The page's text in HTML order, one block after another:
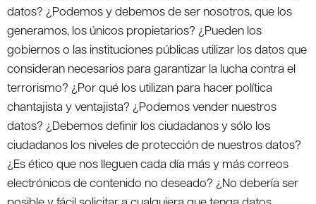
datos? ¿Podemos y debemos de ser nosotros, que los
generamos, los únicos propietarios? ¿Pueden los
gobiernos o las instituciones públicas utilizar los datos que
consideran necesarios para garantizar la lucha contra el
terrorismo? ¿Por qué los utilizan para hacer política
chantajista y ventajista? ¿Podemos vender nuestros
datos? ¿Debemos definir los ciudadanos y sólo los
ciudadanos los niveles de protección de nuestros datos?
¿Es ético que nos lleguen cada día más y más correos
electrónicos de contenido no deseado? ¿No debería ser